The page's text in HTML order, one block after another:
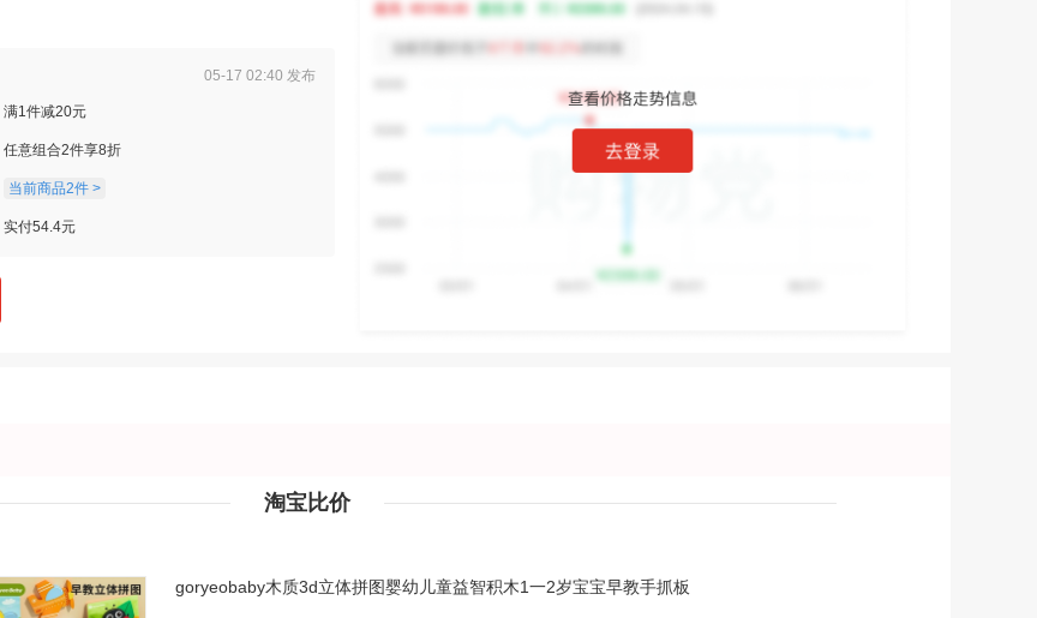
05-17 02:40 发布
满1件减20元
任意组合2件享8折
当前商品2件 >
实付54.4元
淘宝比价
goryeobaby木质3d立体拼图婴幼儿童益智积木1一2岁宝宝早教手抓板